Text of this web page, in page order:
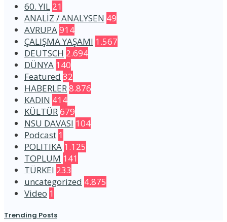
60. YIL 21
ANALİZ / ANALYSEN 49
AVRUPA914
ÇALIŞMA YAŞAMI 1.567
DEUTSCH 2.694
DÜNYA 140
Featured 32
HABERLER8.876
KADIN 414
KÜLTÜR679
NSU DAVASI 104
Podcast 1
POLITIKA 1.125
TOPLUM 141
TÜRKEI 233
uncategorized 4.875
Video 1
Trending Posts